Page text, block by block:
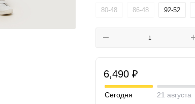
80-48
86-48 92-52
6,490 ₽
Сегодня 21 августа